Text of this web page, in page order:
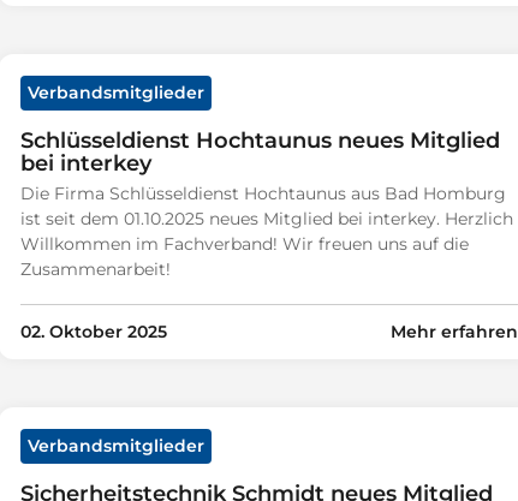
Verbandsmitglieder
Schlüsseldienst Hochtaunus neues Mitglied
bei interkey
Die Firma Schlüsseldienst Hochtaunus aus Bad Homburg
ist seit dem 01.10.2025 neues Mitglied bei interkey. Herzlich
Willkommen im Fachverband! Wir freuen uns auf die
Zusammenarbeit!
02. Oktober 2025 Mehr erfahren
Verbandsmitglieder
Sicherheitstechnik Schmidt neues Mitglied